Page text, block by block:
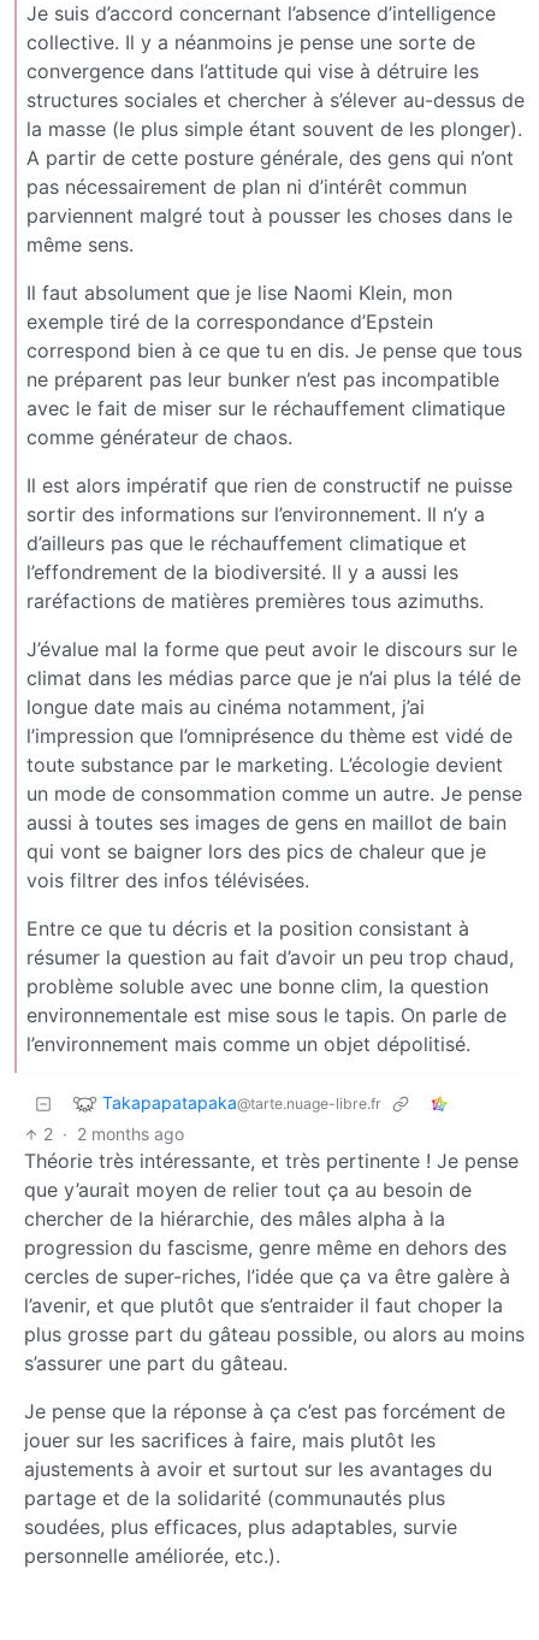
Je suis d’accord concernant l’absence d’intelligence
collective. Il y a néanmoins je pense une sorte de
convergence dans l’attitude qui vise à détruire les
structures sociales et chercher à s’élever au-dessus de
la masse (le plus simple étant souvent de les plonger).
A partir de cette posture générale, des gens qui n’ont
pas nécessairement de plan ni d’intérêt commun
parviennent malgré tout à pousser les choses dans le
même sens.
Il faut absolument que je lise Naomi Klein, mon
exemple tiré de la correspondance d’Epstein
correspond bien à ce que tu en dis. Je pense que tous
ne préparent pas leur bunker n’est pas incompatible
avec le fait de miser sur le réchauffement climatique
comme générateur de chaos.
Il est alors impératif que rien de constructif ne puisse
sortir des informations sur l’environnement. Il n’y a
d’ailleurs pas que le réchauffement climatique et
l’effondrement de la biodiversité. ll y a aussi les
raréfactions de matières premières tous azimuths.
J’évalue mal la forme que peut avoir le discours sur le
climat dans les médias parce que je n’ai plus la télé de
longue date mais au cinéma notamment, j’ai
l’impression que l’omniprésence du thème est vidé de
toute substance par le marketing. L’écologie devient
un mode de consommation comme un autre. Je pense
aussi à toutes ses images de gens en maillot de bain
qui vont se baigner lors des pics de chaleur que je
vois filtrer des infos télévisées.
Entre ce que tu décris et la position consistant à
résumer la question au fait d’avoir un peu trop chaud,
problème soluble avec une bonne clim, la question
environnementale est mise sous le tapis. On parle de
l’environnement mais comme un objet dépolitisé.
Takapapatapaka@tarte.nuage-libre.fr
2 · 2 months ago
Théorie très intéressante, et très pertinente ! Je pense
que y’aurait moyen de relier tout ça au besoin de
chercher de la hiérarchie, des mâles alpha à la
progression du fascisme, genre même en dehors des
cercles de super-riches, l’idée que ça va être galère à
l’avenir, et que plutôt que s’entraider il faut choper la
plus grosse part du gâteau possible, ou alors au moins
s’assurer une part du gâteau.
Je pense que la réponse à ça c’est pas forcément de
jouer sur les sacrifices à faire, mais plutôt les
ajustements à avoir et surtout sur les avantages du
partage et de la solidarité (communautés plus
soudées, plus efficaces, plus adaptables, survie
personnelle améliorée, etc.).